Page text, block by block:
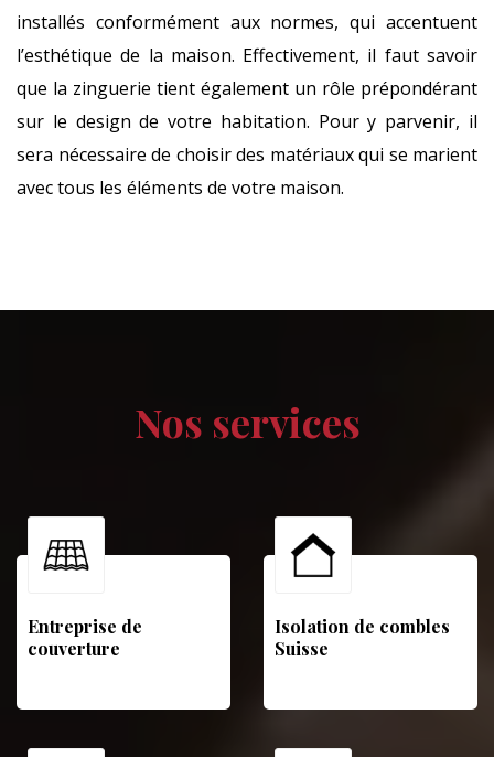
installés conformément aux normes, qui accentuent
l’esthétique de la maison. Effectivement, il faut savoir
que la zinguerie tient également un rôle prépondérant
sur le design de votre habitation. Pour y parvenir, il
sera nécessaire de choisir des matériaux qui se marient
avec tous les éléments de votre maison.
Nos services
Entreprise de
couverture
Isolation de combles
Suisse